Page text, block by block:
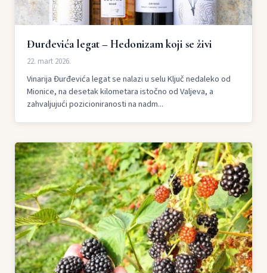
Đurđevića legat – Hedonizam koji se živi
22. mart 2026.
Vinarija Đurđevića legat se nalazi u selu Ključ nedaleko od
Mionice, na desetak kilometara istočno od Valjeva, a
zahvaljujući pozicioniranosti na nadm...